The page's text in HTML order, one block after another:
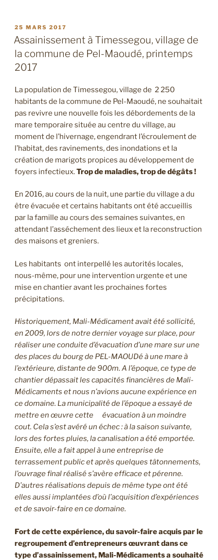
3
février
contre
hydriques » »
PUBLIÉ
LE
25 MARS 2017
Assainissement à Timessegou, village de
la commune de Pel-Maoudé, printemps
2017
La population de Timessegou, village de 2 250
habitants de la commune de Pel-Maoudé, ne souhaitait
pas revivre une nouvelle fois les débordements de la
mare temporaire située au centre du village, au
moment de l’hivernage, engendrant l’écroulement de
l’habitat, des ravinements, des inondations et la
création de marigots propices au développement de
foyers infectieux.Trop de maladies, trop de dégâts !
En 2016, au cours de la nuit, une partie du village a du
être évacuée et certains habitants ont été accueillis
par la famille au cours des semaines suivantes, en
attendant l’asséchement des lieux et la reconstruction
des maisons et greniers.
Les habitants ont interpellé les autorités locales,
nous-même, pour une intervention urgente et une
mise en chantier avant les prochaines fortes
précipitations.
Historiquement, Mali-Médicament avait été sollicité,
en 2009, lors de notre dernier voyage sur place, pour
réaliser une conduite d’évacuation d’une mare sur une
des places du bourg de PEL-MAOUDé à une mare à
l’extérieure, distante de 900m. A l’époque, ce type de
chantier dépassait les capacités financières de Mali-
Médicaments et nous n’avions aucune expérience en
ce domaine. La municipalité de l’époque a essayé de
mettre en œuvre cette évacuation à un moindre
cout. Cela s’est avéré un échec : à la saison suivante,
lors des fortes pluies, la canalisation a été emportée.
Ensuite, elle a fait appel à une entreprise de
terrassement public et après quelques tâtonnements,
l’ouvrage final réalisé s’avère efficace et pérenne.
D’autres réalisations depuis de même type ont été
elles aussi implantées d’où l’acquisition d’expériences
et de savoir-faire en ce domaine.
Fort de cette expérience, du savoir-faire acquis par le
regroupement d’entrepreneurs œuvrant dans ce
type d’assainissement, Mali-Médicaments a souhaité